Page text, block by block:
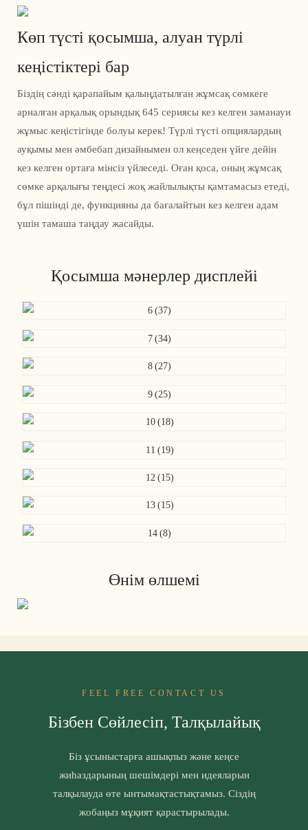
Көп түсті қосымша, алуан түрлі
кеңістіктері бар
Біздің сәнді қарапайым қалыңдатылған жұмсақ сөмкеге
арналған арқалық орындық 645 сериясы кез келген заманауи
жұмыс кеңістігінде болуы керек! Түрлі түсті опциялардың
ауқымы мен әмбебап дизайнымен ол кеңседен үйге дейін
кез келген ортаға мінсіз үйлеседі. Оған қоса, оның жұмсақ
сөмке арқалығы теңдесі жоқ жайлылықты қамтамасыз етеді,
бұл пішінді де, функцияны да бағалайтын кез келген адам
үшін тамаша таңдау жасайды.
Қосымша мәнерлер дисплейі
Өнім өлшемі
FEEL FREE CONTACT US
Бізбен Сөйлесіп, Талқылайық
Біз ұсыныстарға ашықпыз және кеңсе
жиһаздарының шешімдері мен идеяларын
талқылауда өте ынтымақтастықтамыз. Сіздің
жобаңыз мұқият қарастырылады.